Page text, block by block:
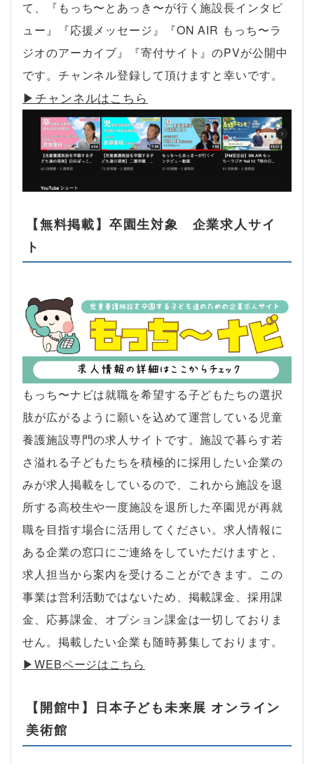
て、『もっち〜とあっき〜が行く施設長インタビ
ュー』『応援メッセージ』『ON AIR もっち〜ラ
ジオのアーカイブ』『寄付サイト』のPVが公開中
です。チャンネル登録して頂けますと幸いです。
▶︎チャンネルはこちら
【無料掲載】卒園生対象 企業求人サイ
ト
もっち〜ナビは就職を希望する子どもたちの選択
肢が広がるように願いを込めて運営している児童
養護施設専門の求人サイトです。施設で暮らす若
さ溢れる子どもたちを積極的に採用したい企業の
みが求人掲載をしているので、これから施設を退
所する高校生や一度施設を退所した卒園児が再就
職を目指す場合に活用してください。求人情報に
ある企業の窓口にご連絡をしていただけますと、
求人担当から案内を受けることができます。この
事業は営利活動ではないため、掲載課金、採用課
金、応募課金、オプション課金は一切しておりま
せん。掲載したい企業も随時募集しております。
▶︎WEBページはこちら
【開館中】日本子ども未来展 オンライン
美術館